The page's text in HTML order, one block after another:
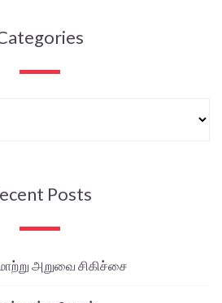
Posts
அறுவை சிகிச்சை